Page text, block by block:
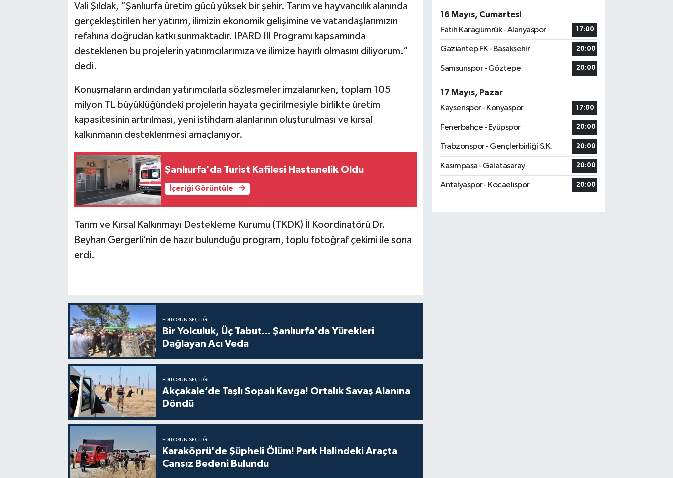
Vali Şıldak, “Şanlıurfa üretim gücü yüksek bir şehir. Tarım ve hayvancılık alanında
gerçekleştirilen her yatırım, ilimizin ekonomik gelişimine ve vatandaşlarımızın
refahına doğrudan katkı sunmaktadır. IPARD III Programı kapsamında
desteklenen bu projelerin yatırımcılarımıza ve ilimize hayırlı olmasını diliyorum.”
dedi.
Konuşmaların ardından yatırımcılarla sözleşmeler imzalanırken, toplam 105
milyon TL büyüklüğündeki projelerin hayata geçirilmesiyle birlikte üretim
kapasitesinin artırılması, yeni istihdam alanlarının oluşturulması ve kırsal
kalkınmanın desteklenmesi amaçlanıyor.
Şanlıurfa'da Turist Kafilesi Hastanelik Oldu
İçeriği Görüntüle
Tarım ve Kırsal Kalkınmayı Destekleme Kurumu (TKDK) İl Koordinatörü Dr.
Beyhan Gergerli’nin de hazır bulunduğu program, toplu fotoğraf çekimi ile sona
erdi.
EDITÖRÜN SEÇTIĞI
Bir Yolculuk, Üç Tabut... Şanlıurfa'da Yürekleri
Dağlayan Acı Veda
EDITÖRÜN SEÇTIĞI
Akçakale’de Taşlı Sopalı Kavga! Ortalık Savaş Alanına
Döndü
EDITÖRÜN SEÇTIĞI
Karaköprü'de Şüpheli Ölüm! Park Halindeki Araçta
Cansız Bedeni Bulundu
16 Mayıs, Cumartesi
Fatih Karagümrük - Alanyaspor
17:00
Gaziantep FK - Başakşehir 20:00
Samsunspor - Göztepe 20:00
17 Mayıs, Pazar
Kayserispor - Konyaspor
17:00
Fenerbahçe - Eyüpspor 20:00
Trabzonspor - Gençlerbirliği S.K. 20:00
Kasımpaşa - Galatasaray 20:00
Antalyaspor - Kocaelispor 20:00